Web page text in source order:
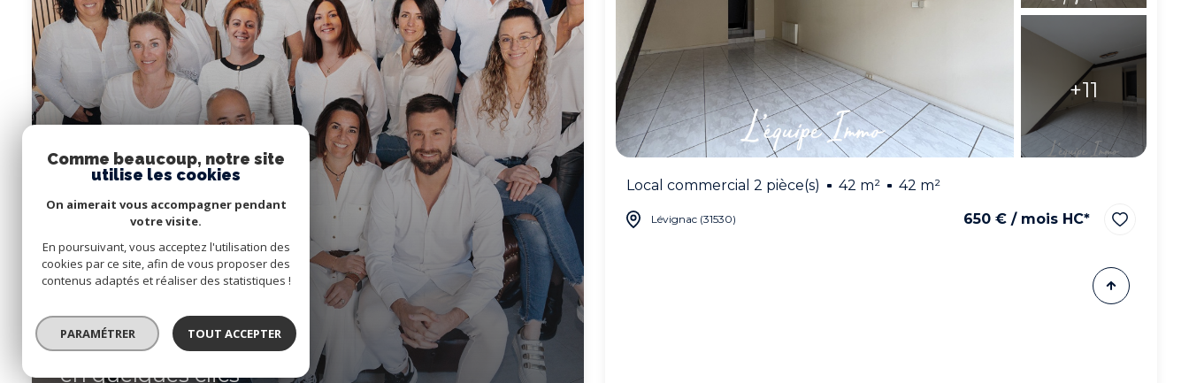
Créer votre alerte
en quelques clics
+11
Local commercial 2 pièce(s) 42 m² 42 m²
Lévignac (31530) 650 € / mois HC*
Comme beaucoup, notre site
utilise les cookies
On aimerait vous accompagner pendant
votre visite.
En poursuivant, vous acceptez l'utilisation des
cookies par ce site, afin de vous proposer des
contenus adaptés et réaliser des statistiques !
PARAMÉTRER TOUT ACCEPTER